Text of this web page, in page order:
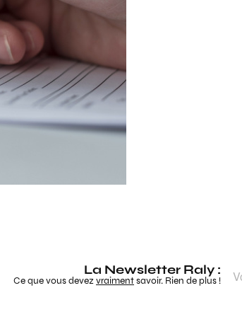
La Newsletter Raly :
Ce que vous devezvraimentsavoir. Rien de plus !